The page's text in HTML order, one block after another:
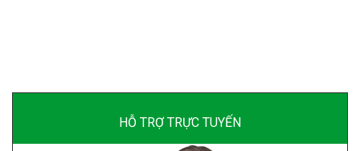
HỖ TRỢ TRỰC TUYẾN